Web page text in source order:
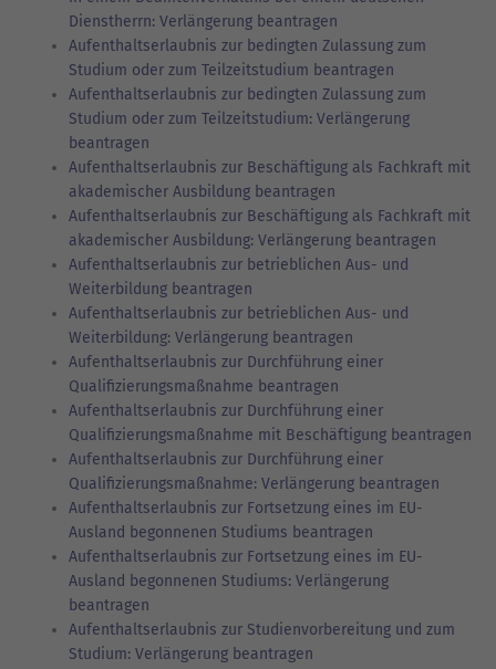
Dienstherrn: Verlängerung beantragen
Aufenthaltserlaubnis zur bedingten Zulassung zum
Studium oder zum Teilzeitstudium beantragen
Aufenthaltserlaubnis zur bedingten Zulassung zum
Studium oder zum Teilzeitstudium: Verlängerung
beantragen
Aufenthaltserlaubnis zur Beschäftigung als Fachkraft mit
akademischer Ausbildung beantragen
Aufenthaltserlaubnis zur Beschäftigung als Fachkraft mit
akademischer Ausbildung: Verlängerung beantragen
Aufenthaltserlaubnis zur betrieblichen Aus- und
Weiterbildung beantragen
Aufenthaltserlaubnis zur betrieblichen Aus- und
Weiterbildung: Verlängerung beantragen
Aufenthaltserlaubnis zur Durchführung einer
Qualifizierungsmaßnahme beantragen
Aufenthaltserlaubnis zur Durchführung einer
Qualifizierungsmaßnahme mit Beschäftigung beantragen
Aufenthaltserlaubnis zur Durchführung einer
Qualifizierungsmaßnahme: Verlängerung beantragen
Aufenthaltserlaubnis zur Fortsetzung eines im EU-
Ausland begonnenen Studiums beantragen
Aufenthaltserlaubnis zur Fortsetzung eines im EU-
Ausland begonnenen Studiums: Verlängerung
beantragen
Aufenthaltserlaubnis zur Studienvorbereitung und zum
Studium: Verlängerung beantragen